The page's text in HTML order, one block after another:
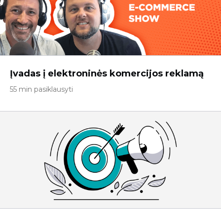
Įvadas į elektroninės komercijos reklamą
55 min pasiklausyti